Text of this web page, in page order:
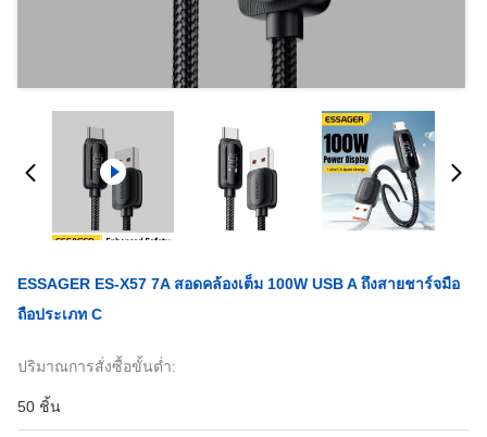
ESSAGER ES-X57 7A สอดคล้องเต็ม 100W USB A ถึงสายชาร์จมือ
ถือประเภท C
ปริมาณการสั่งซื้อขั้นต่ำ:
50 ชิ้น